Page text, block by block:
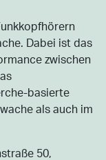
Dabei ist das
zwischen
basierte
als auch im
50,